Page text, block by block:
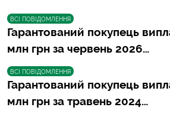
ВСІ ПОВІДОМЛЕННЯ
Гарантований покупець
млн грн за червень 2026…
ВСІ ПОВІДОМЛЕННЯ
Гарантований покупець
млн грн за травень 2024…